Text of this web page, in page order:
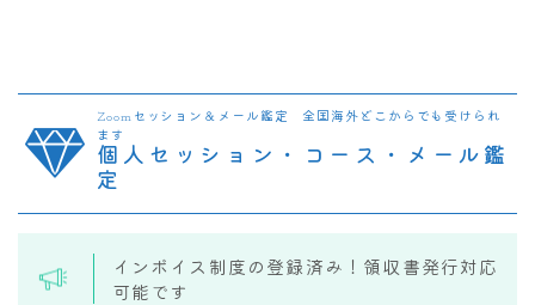
Zoomセッション＆メール鑑定 全国海外どこからでも受けられ
ます
個人セッション・コース・メール鑑
定
インボイス制度の登録済み！領収書発行対応
可能です